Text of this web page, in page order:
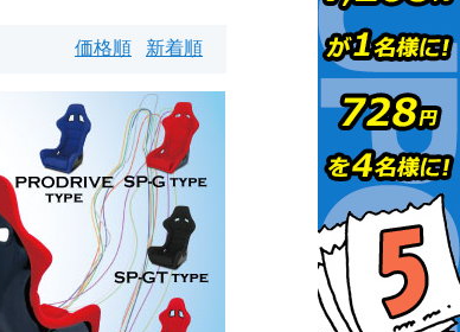
価格順 新着順